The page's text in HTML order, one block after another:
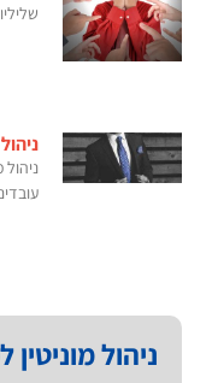
ניהול מוניטין